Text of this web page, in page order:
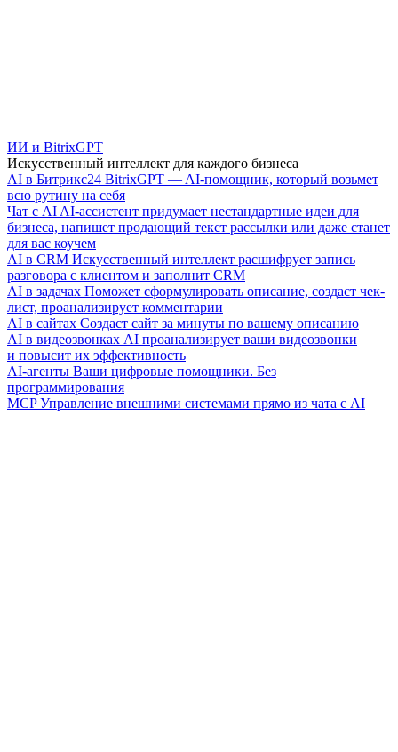
ИИ и BitrixGPT
Искусственный интеллект для каждого бизнеса
AI в Битрикс24 BitrixGPT — AI-помощник, который возьмет
всю рутину на себя
Чат с AI AI-ассистент придумает нестандартные идеи для
бизнеса, напишет продающий текст рассылки или даже станет
для вас коучем
AI в CRM Искусственный интеллект расшифрует запись
разговора с клиентом и заполнит CRM
AI в задачах Поможет сформулировать описание, создаст чек-
лист, проанализирует комментарии
AI в сайтах Создаст сайт за минуты по вашему описанию
AI в видеозвонках AI проанализирует ваши видеозвонки
и повысит их эффективность
AI-агенты Ваши цифровые помощники. Без
программирования
MCP Управление внешними системами прямо из чата с AI